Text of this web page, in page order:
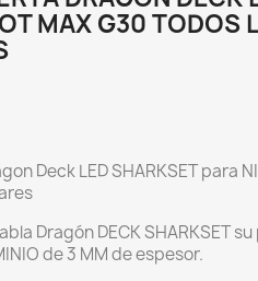
MAX G30 TODOS
Deck LED SHARKSET para
Dragón DECK SHARKSET
de 3 MM de espesor.